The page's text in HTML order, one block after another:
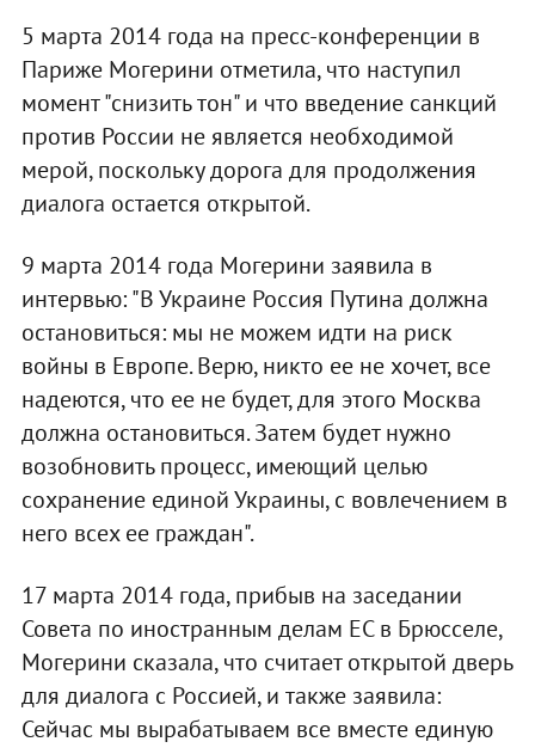
5 марта 2014 года на пресс-конференции в
Париже Могерини отметила, что наступил
момент "снизить тон" и что введение санкций
против России не является необходимой
мерой, поскольку дорога для продолжения
диалога остается открытой.
9 марта 2014 года Могерини заявила в
интервью: "В Украине Россия Путина должна
остановиться: мы не можем идти на риск
войны в Европе. Верю, никто ее не хочет, все
надеются, что ее не будет, для этого Москва
должна остановиться. Затем будет нужно
возобновить процесс, имеющий целью
сохранение единой Украины, с вовлечением в
него всех ее граждан".
17 марта 2014 года, прибыв на заседании
Совета по иностранным делам ЕС в Брюсселе,
Могерини сказала, что считает открытой дверь
для диалога с Россией, и также заявила:
Сейчас мы вырабатываем все вместе единую